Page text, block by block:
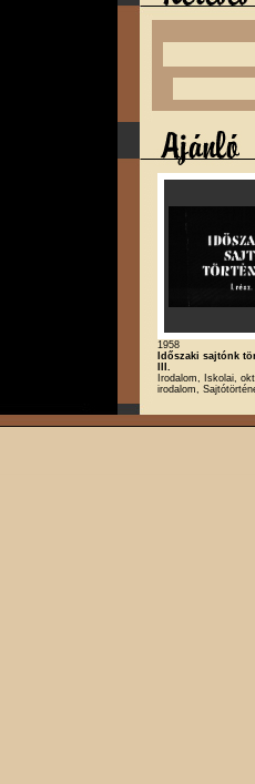
1958
Időszaki sajtónk
III.
Irodalom, Iskolai,
irodalom,